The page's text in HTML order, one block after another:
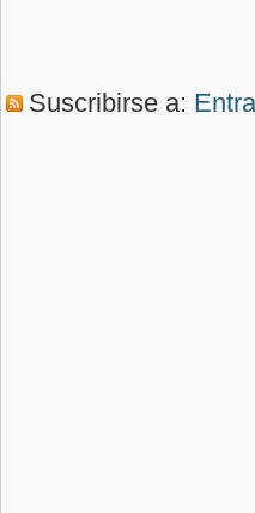
Suscribirse a: